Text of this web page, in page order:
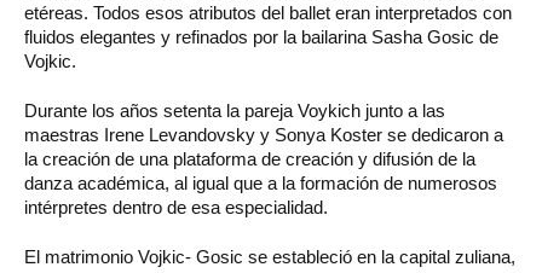
etéreas. Todos esos atributos del ballet eran interpretados con
fluidos elegantes y refinados por la bailarina Sasha Gosic de
Vojkic.
Durante los años setenta la pareja Voykich junto a las
maestras Irene Levandovsky y Sonya Koster se dedicaron a
la creación de una plataforma de creación y difusión de la
danza académica, al igual que a la formación de numerosos
intérpretes dentro de esa especialidad.
El matrimonio Vojkic- Gosic se estableció en la capital zuliana,